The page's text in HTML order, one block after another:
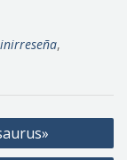
,